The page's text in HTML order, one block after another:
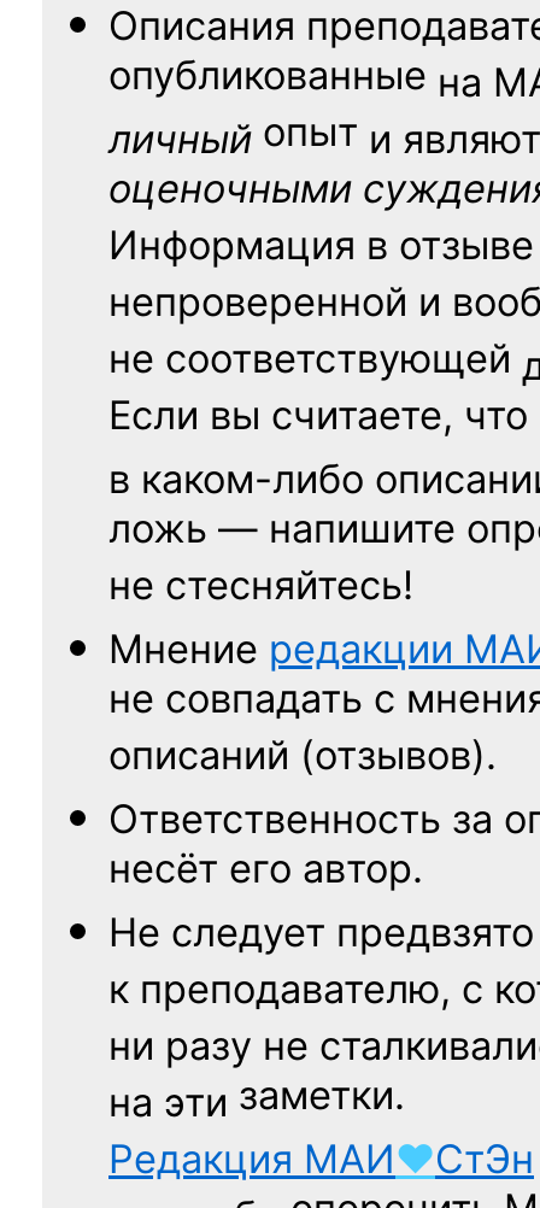
Описания
опубликованные на
личный опыт и
оценочными
Информация в
непроверенной и
не соответствующей
Если вы считаете, что
в каком-либо
ложь — напишите
не стесняйтесь!
Мнение редакции
не совпадать с
описаний (отзывов).
Ответственность за
несёт его автор.
Не следует
к преподавателю, с
ни разу не
на эти заметки.
Редакция МАИ♥СтЭн